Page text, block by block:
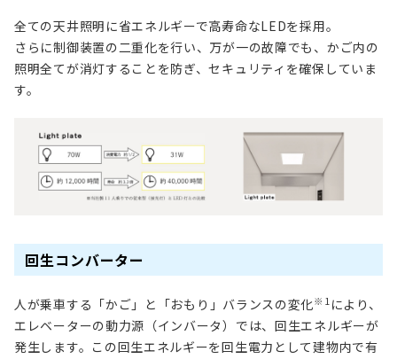
全ての天井照明に省エネルギーで高寿命なLEDを採用。
さらに制御装置の二重化を行い、万が一の故障でも、かご内の
照明全てが消灯することを防ぎ、セキュリティを確保していま
す。
回生コンバーター
人が乗車する 「かご」と「おもり」バランスの変化※1 により、
エレベーターの動力源（インバータ）では、回生エネルギーが
発生します。この回生エネルギーを回生電力として建物内で有